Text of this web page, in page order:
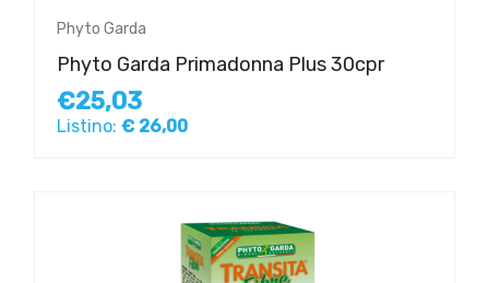
Phyto Garda
Phyto Garda Primadonna Plus 30cpr
€25,03
Listino: € 26,00